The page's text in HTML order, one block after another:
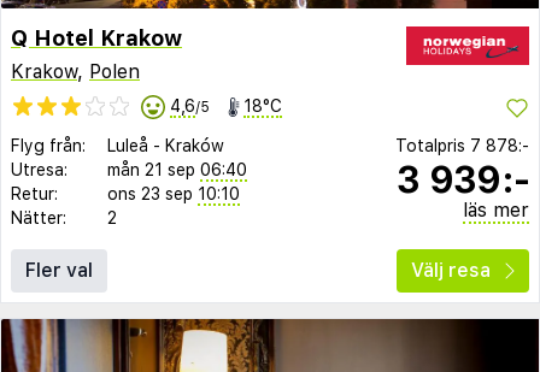
Q Hotel Krakow
Krakow, Polen
4,6/5 18°C
Flyg från: Luleå - Kraków
Utresa:
mån 21 sep 06:40
Retur:
ons 23 sep 10:10
Nätter:
2
Totalpris 7 878:-
3 939:-
läs mer
Fler val Välj resa